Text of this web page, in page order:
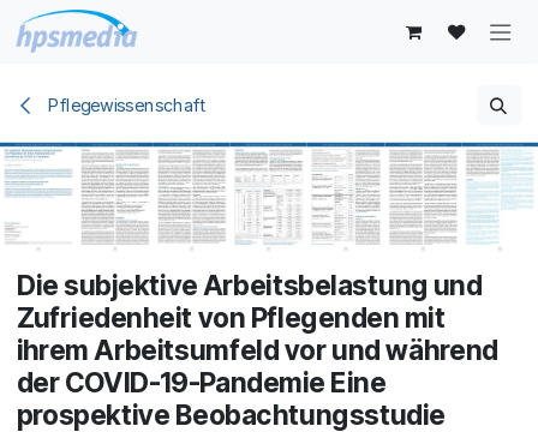
Zum Inhalt springen
Pflegewissenschaft
Die subjektive Arbeitsbelastung und
Zufriedenheit von Pflegenden mit
ihrem Arbeitsumfeld vor und während
der COVID-19-Pandemie Eine
prospektive Beobachtungsstudie